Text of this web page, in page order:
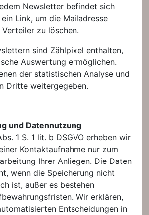
Newsletter befindet sich
Link, um die Mailadresse
zu löschen.
sind Zählpixel enthalten,
Auswertung ermöglichen.
der statistischen Analyse und
Dritte weitergegeben.
und Datennutzung
1 S. 1 lit. b DSGVO erheben wir
Kontaktaufnahme nur zum
Ihrer Anliegen. Die Daten
wenn die Speicherung nicht
ist, außer es bestehen
Wir erklären,
Entscheidungen in